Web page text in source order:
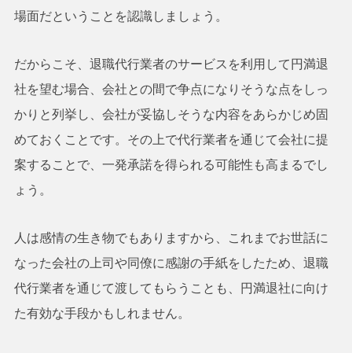
場面だということを認識しましょう。
だからこそ、退職代行業者のサービスを利用して円満退
社を望む場合、会社との間で争点になりそうな点をしっ
かりと列挙し、会社が妥協しそうな内容をあらかじめ固
めておくことです。その上で代行業者を通じて会社に提
案することで、一発承諾を得られる可能性も高まるでし
ょう。
人は感情の生き物でもありますから、これまでお世話に
なった会社の上司や同僚に感謝の手紙をしたため、退職
代行業者を通じて渡してもらうことも、円満退社に向け
た有効な手段かもしれません。